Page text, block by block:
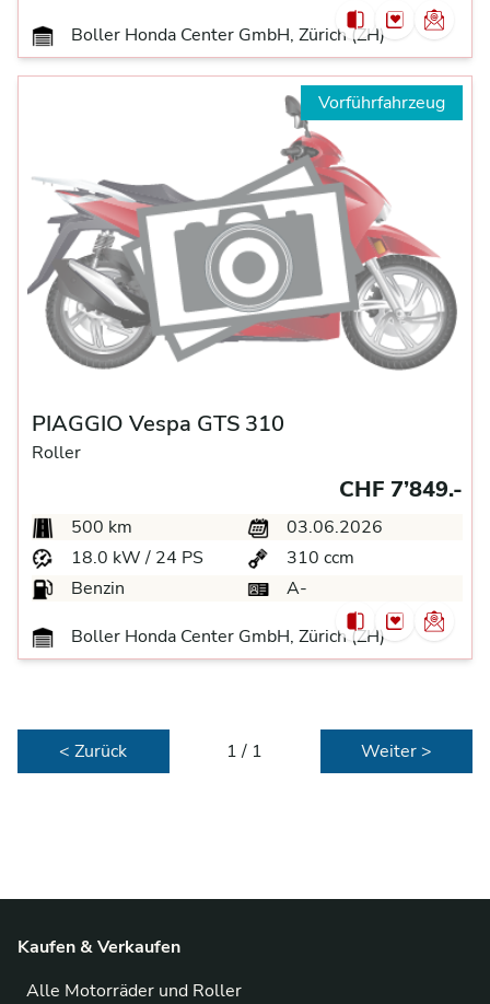
Boller Honda Center GmbH, Zürich (ZH)
Vorführfahrzeug
PIAGGIO Vespa GTS 310
Roller
CHF 7’849.-
500 km
03.06.2026
18.0 kW / 24 PS
310 ccm
Benzin
A-
Boller Honda Center GmbH, Zürich (ZH)
< Zurück 1 / 1 Weiter >
Kaufen & Verkaufen
Alle Motorräder und Roller